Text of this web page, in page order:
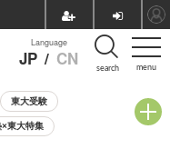
menu
Language
JP / CN search
東大受験
×東大特集